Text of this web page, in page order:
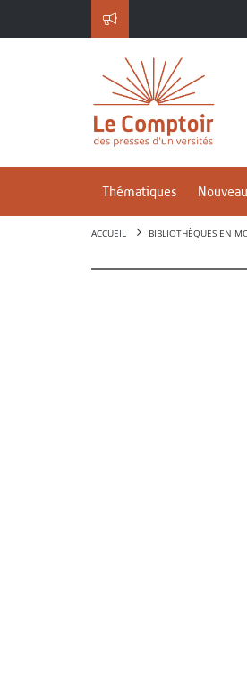
Thématiques
ACCUEIL BIBLIOTHÈQUES EN